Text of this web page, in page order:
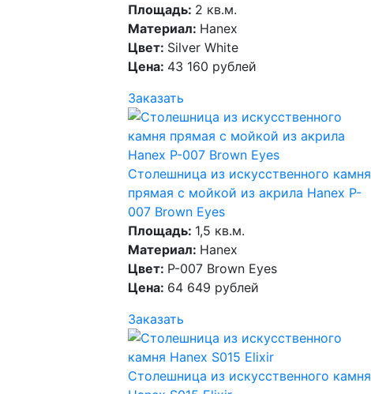
Площадь: 2 кв.м.
Материал: Hanex
Цвет: Silver White
Цена: 43 160 рублей
Заказать
Столешница из искусственного камня
прямая с мойкой из акрила Hanex P-
007 Brown Eyes
Площадь: 1,5 кв.м.
Материал: Hanex
Цвет: P-007 Brown Eyes
Цена: 64 649 рублей
Заказать
Столешница из искусственного камня